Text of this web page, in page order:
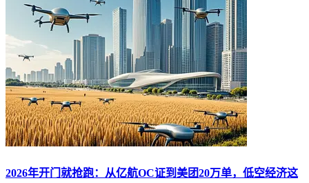
2026年开门就抢跑：从亿航OC证到美团20万单，低空经济这